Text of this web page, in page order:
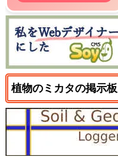
植物のミカタの掲示板